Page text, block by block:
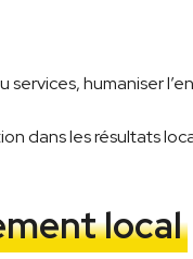
humaniser
dans les résultats
local